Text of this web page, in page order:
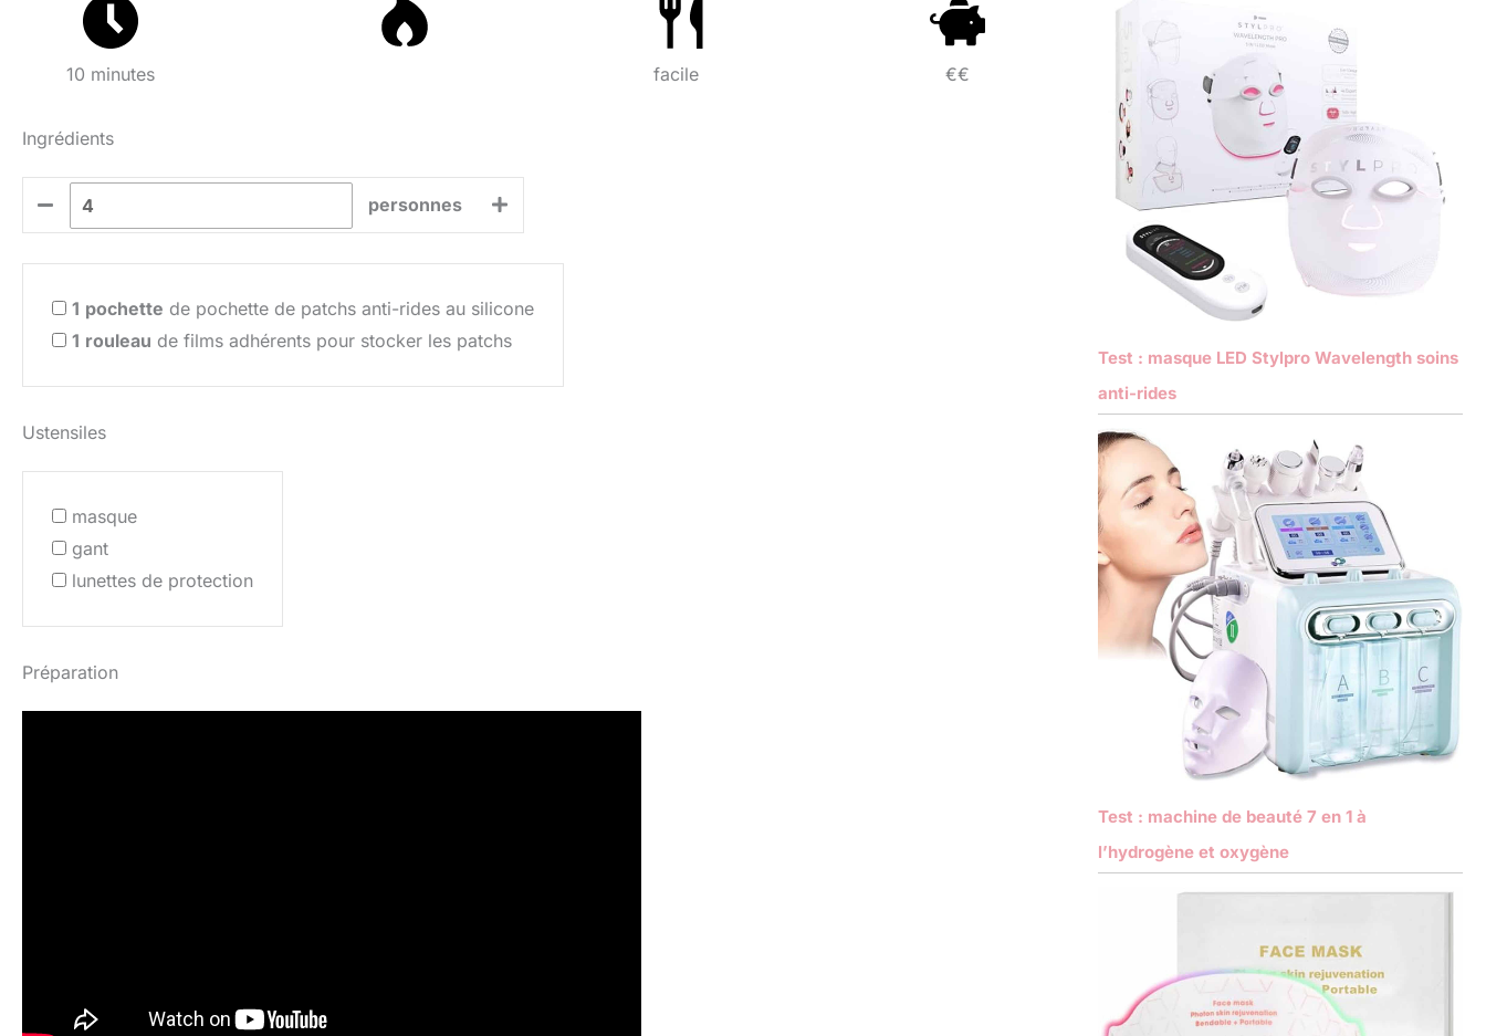
10 minutes facile €€
Ingrédients
personnes
1 pochette de pochette de patchs anti-rides au silicone
1 rouleau de films adhérents pour stocker les patchs
Ustensiles
masque
gant
lunettes de protection
Préparation
Test : masque LED Stylpro Wavelength soins
anti-rides
Test : machine de beauté 7 en 1 à
l’hydrogène et oxygène